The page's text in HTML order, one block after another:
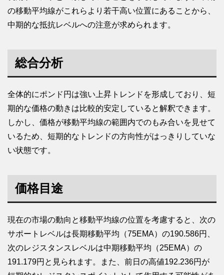
の移動平均線がこれらより若干高い位置にあることから、
中期的な抵抗レベルへの注意が求められます。
総合分析
全体的にポンド円は強い上昇トレンドを形成しており、短
期的な価格の動きは比較的安定していると解釈できます。
しかし、価格が移動平均線の範囲内でのもみ合いを見せて
いるため、短期的なトレンドの方向性がはっきりしていな
い状態です。
価格目途
現在の市場の動向と移動平均線の位置を考慮すると、次の
サポートレベルは長期移動平均（75EMA）の190.586円、
次のレジスタンスレベルは中期移動平均（25EMA）の
191.179円と見られます。また、前日の高値192.236円が